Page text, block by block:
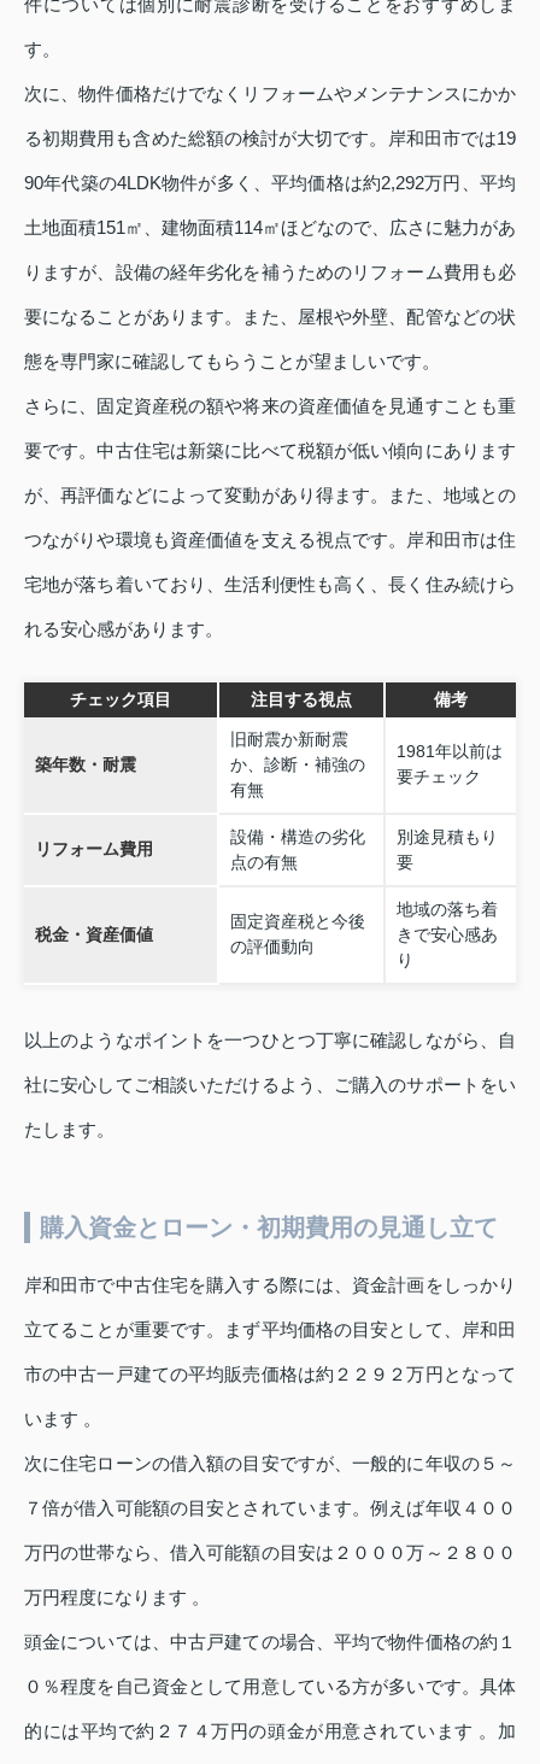
す。
次に、物件価格だけでなくリフォームやメンテナンスにかか
る初期費用も含めた総額の検討が大切です。岸和田市では19
90年代築の4LDK物件が多く、平均価格は約2,292万円、平均
土地面積151㎡、建物面積114㎡ほどなので、広さに魅力があ
りますが、設備の経年劣化を補うためのリフォーム費用も必
要になることがあります。また、屋根や外壁、配管などの状
態を専門家に確認してもらうことが望ましいです。
さらに、固定資産税の額や将来の資産価値を見通すことも重
要です。中古住宅は新築に比べて税額が低い傾向にあります
が、再評価などによって変動があり得ます。また、地域との
つながりや環境も資産価値を支える視点です。岸和田市は住
宅地が落ち着いており、生活利便性も高く、長く住み続けら
れる安心感があります。
チェック項目 注目する視点 備考
築年数・耐震
旧耐震か新耐震
か、診断・補強の
有無
1981年以前は
要チェック
リフォーム費用
設備・構造の劣化
点の有無
別途見積もり
要
税金・資産価値
固定資産税と今後
の評価動向
地域の落ち着
きで安心感あ
り
以上のようなポイントを一つひとつ丁寧に確認しながら、自
社に安心してご相談いただけるよう、ご購入のサポートをい
たします。
購入資金とローン・初期費用の見通し立て
岸和田市で中古住宅を購入する際には、資金計画をしっかり
立てることが重要です。まず平均価格の目安として、岸和田
市の中古一戸建ての平均販売価格は約２２９２万円となって
います 。
次に住宅ローンの借入額の目安ですが、一般的に年収の５～
７倍が借入可能額の目安とされています。例えば年収４００
万円の世帯なら、借入可能額の目安は２０００万～２８００
万円程度になります 。
頭金については、中古戸建ての場合、平均で物件価格の約１
０％程度を自己資金として用意している方が多いです。具体
的には平均で約２７４万円の頭金が用意されています 。加